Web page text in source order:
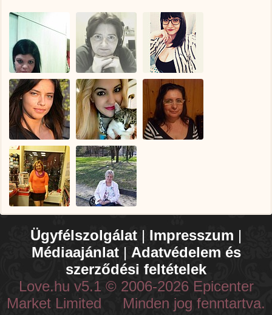
Ügyfélszolgálat | Impresszum |
Médiaajánlat| Adatvédelem és
szerződési feltételek
Love.hu v5.1 © 2006-2026 Epicenter
Market Limited Minden jog fenntartva.